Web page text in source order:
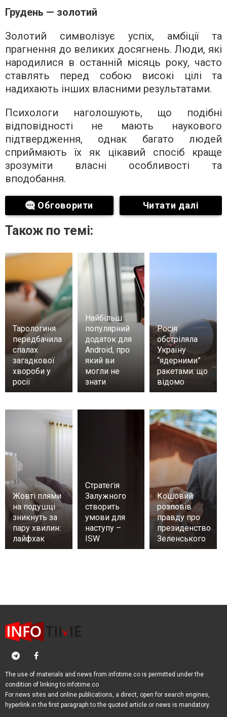
Грудень — золотий
Золотий символізує успіх, амбіції та
прагнення до великих досягнень. Люди, які
народилися в останній місяць року, часто
ставлять перед собою високі цілі та
надихають інших власними результатами.
Психологи наголошують, що подібні
відповідності не мають наукового
підтвердження, однак багато людей
сприймають їх як цікавий спосіб краще
зрозуміти власні особливості та
вподобання.
Обговорити Читати далі
Також по темі:
Тарологиня
передбачила
спалах
загадкової
хвороби у
росії
Найбільш
популярний
додаток для
Android, про
який ви
могли не
знати
Росія
обстріляла
Україну
“ядерними”
ракетами: що
відомо
Жовті плями
на подушці
зникнуть за
пару хвилин:
лайфхак
Стратегія
Залужного
створить
умови для
наступу –
ISW
Кошовий
розповів
правду про
президенство
Зеленського
The use of materials and news from infotime.co is permitted under the
condition of linking to infotime.co
For news sites and online publications, a direct, open for search engines,
hyperlink in the first paragraph to the quoted article or news is mandatory.